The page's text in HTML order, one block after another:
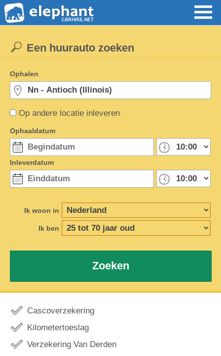
Op andere locatie inleveren
Een huurauto zoeken
Ophalen
Ophaaldatum
Inleverdatum
Ik woon in
Ik ben
Zoeken
Cascoverzekering
Kilometertoeslag
Verzekering Van Derden